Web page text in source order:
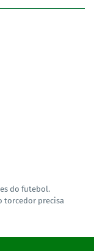
do futebol.
torcedor precisa